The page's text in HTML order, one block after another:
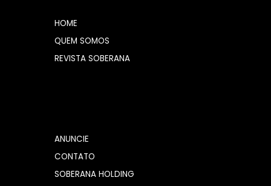
HOME
QUEM SOMOS
REVISTA SOBERANA
ANUNCIE
CONTATO
SOBERANA HOLDING